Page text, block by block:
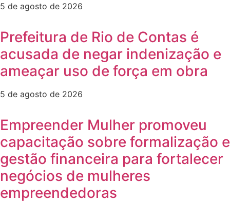
5 de agosto de 2026
Prefeitura de Rio de Contas é
acusada de negar indenização e
ameaçar uso de força em obra
5 de agosto de 2026
Empreender Mulher promoveu
capacitação sobre formalização e
gestão financeira para fortalecer
negócios de mulheres
empreendedoras